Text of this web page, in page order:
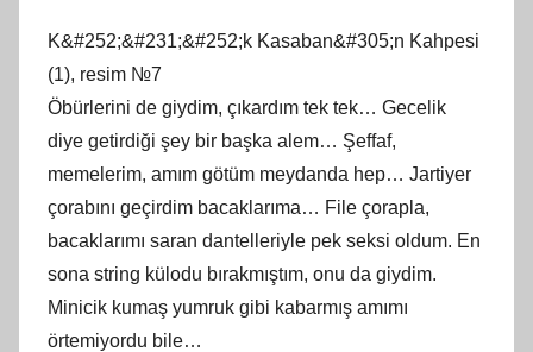
K&#252;&#231;&#252;k Kasaban&#305;n Kahpesi
(1), resim №7
Öbürlerini de giydim, çıkardım tek tek… Gecelik
diye getirdiği şey bir başka alem… Şeffaf,
memelerim, amım götüm meydanda hep… Jartiyer
çorabını geçirdim bacaklarıma… File çorapla,
bacaklarımı saran dantelleriyle pek seksi oldum. En
sona string külodu bırakmıştım, onu da giydim.
Minicik kumaş yumruk gibi kabarmış amımı
örtemiyordu bile…